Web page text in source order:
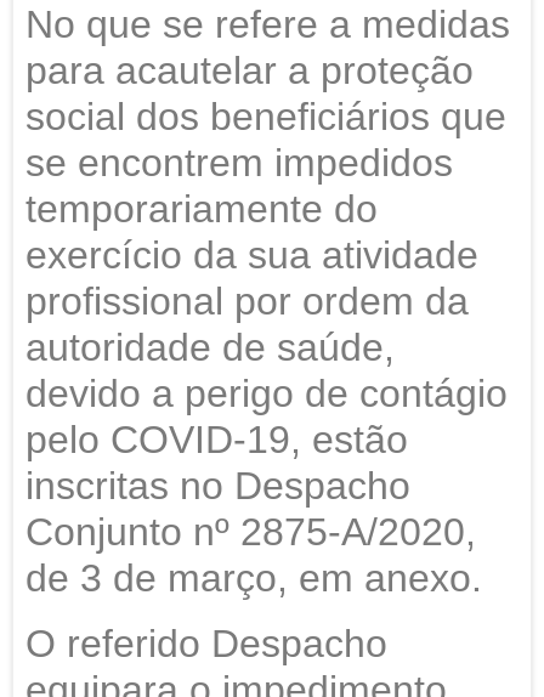
No que se refere a medidas
para acautelar a proteção
social dos beneficiários que
se encontrem impedidos
temporariamente do
exercício da sua atividade
profissional por ordem da
autoridade de saúde,
devido a perigo de contágio
pelo COVID-19, estão
inscritas no Despacho
Conjunto nº 2875-A/2020,
de 3 de março, em anexo.
O referido Despacho